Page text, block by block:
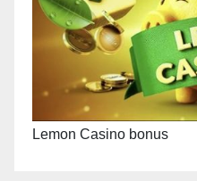
Lemon Casino bonus